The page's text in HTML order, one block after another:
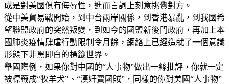
成是對美國俱有侮辱性，進而言詞上刻意挑釁對方。
從中美貿易戰開始，到中台兩岸關係，到香港暴亂，到我國希
望聯盟政府的突然叛變，到如今的國盟新後門政府，再加上本
國肺炎疫情肆虐行動限制令月餘，網絡上已經造就了一個意識
形態下非黑即白的標籤世界。
舉國際例，如果你對中國的“人事物”做出一絲批評，你就一定
被標籤成“牧羊犬”、“漢奸賣國賊”，同樣的你對美國“人事物”